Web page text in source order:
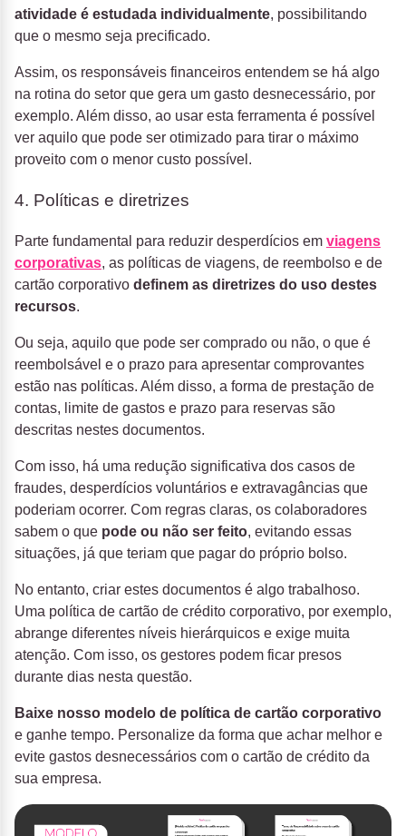
atividade é estudada individualmente, possibilitando
que o mesmo seja precificado.
Assim, os responsáveis financeiros entendem se há algo
na rotina do setor que gera um gasto desnecessário, por
exemplo. Além disso, ao usar esta ferramenta é possível
ver aquilo que pode ser otimizado para tirar o máximo
proveito com o menor custo possível.
4. Políticas e diretrizes
Parte fundamental para reduzir desperdícios em viagens
corporativas, as políticas de viagens, de reembolso e de
cartão corporativo definem as diretrizes do uso destes
recursos.
Ou seja, aquilo que pode ser comprado ou não, o que é
reembolsável e o prazo para apresentar comprovantes
estão nas políticas. Além disso, a forma de prestação de
contas, limite de gastos e prazo para reservas são
descritas nestes documentos.
Com isso, há uma redução significativa dos casos de
fraudes, desperdícios voluntários e extravagâncias que
poderiam ocorrer. Com regras claras, os colaboradores
sabem o que pode ou não ser feito, evitando essas
situações, já que teriam que pagar do próprio bolso.
No entanto, criar estes documentos é algo trabalhoso.
Uma política de cartão de crédito corporativo, por exemplo,
abrange diferentes níveis hierárquicos e exige muita
atenção. Com isso, os gestores podem ficar presos
durante dias nesta questão.
Baixe nosso modelo de política de cartão corporativo
e ganhe tempo. Personalize da forma que achar melhor e
evite gastos desnecessários com o cartão de crédito da
sua empresa.